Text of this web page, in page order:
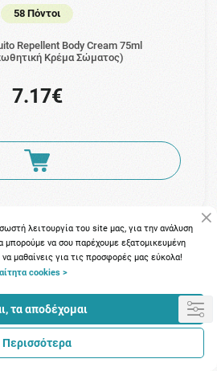
58 Πόντοι
Repellent Body Cream 75ml
Κρέμα Σώματος)
7.17€
λειτουργία του site μας, για την ανάλυση
μπορούμε να σου παρέχουμε εξατομικευμένη
μαθαίνεις για τις προσφορές μας εύκολα!
cookies >
τα αποδέχομαι
Περισσότερα